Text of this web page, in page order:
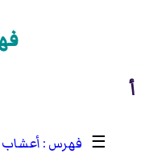
أ
☰
أعشاب